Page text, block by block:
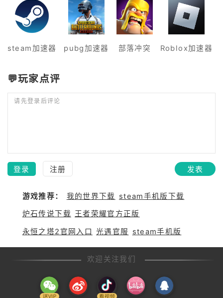
steam加速器 pubg加速器 部落冲突 Roblox加速器
💬玩家点评
请先登录后评论
登录 注册 发表
游戏推荐： 我的世界下载 steam手机版下载
炉石传说下载 王者荣耀官方正版
永恒之塔2官网入口 光遇官服 steam手机版
欢迎关注我们